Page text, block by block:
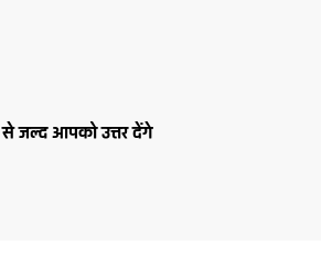
जल्द आपको उत्तर देंगे